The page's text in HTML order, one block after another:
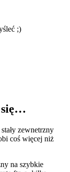
;)
się…
zewnetrzny
coś więcej niż
na szybkie